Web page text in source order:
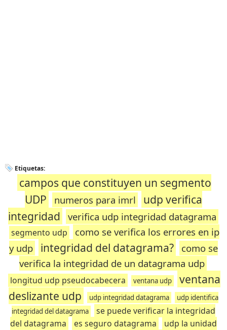
Etiquetas:
campos que constituyen un segmento
UDP
numeros para imrl
udp verifica
integridad
verifica udp integridad datagrama
segmento udp
como se verifica los errores en ip
y udp
integridad del datagrama?
como se
verifica la integridad de un datagrama udp
longitud udp pseudocabecera ventana udp
ventana
deslizante udp
udp integridad datagrama
udp identifica
integridad del datagrama
se puede verificar la integridad
del datagrama
es seguro datagrama
udp la unidad